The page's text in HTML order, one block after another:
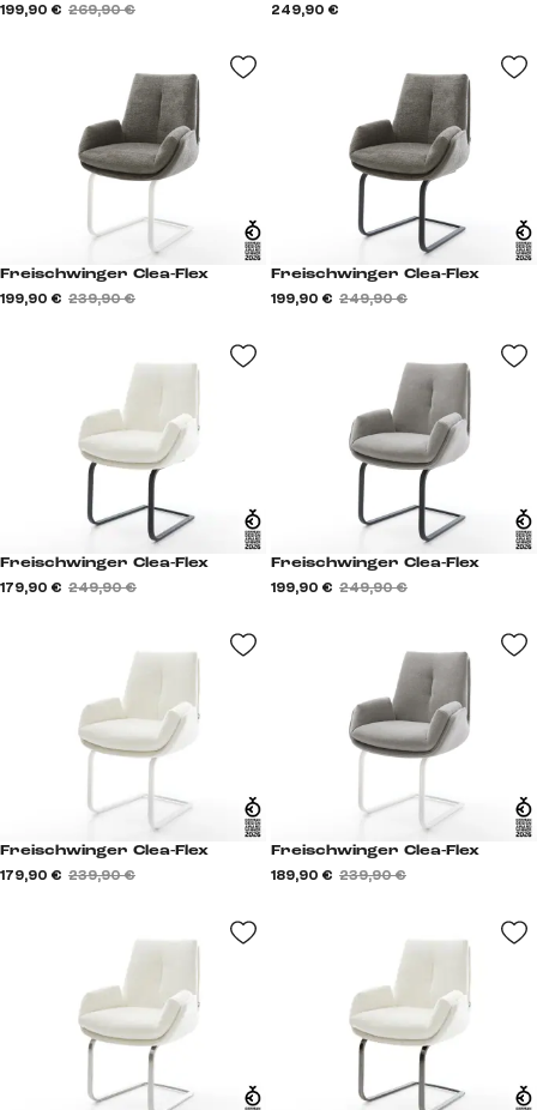
199,90 € 269,90 € 249,90 €
Freischwinger Clea-Flex
199,90 € 239,90 €
Freischwinger Clea-Flex
199,90 € 249,90 €
Freischwinger Clea-Flex
179,90 € 249,90 €
Freischwinger Clea-Flex
199,90 € 249,90 €
Freischwinger Clea-Flex
179,90 € 239,90 €
Freischwinger Clea-Flex
189,90 € 239,90 €